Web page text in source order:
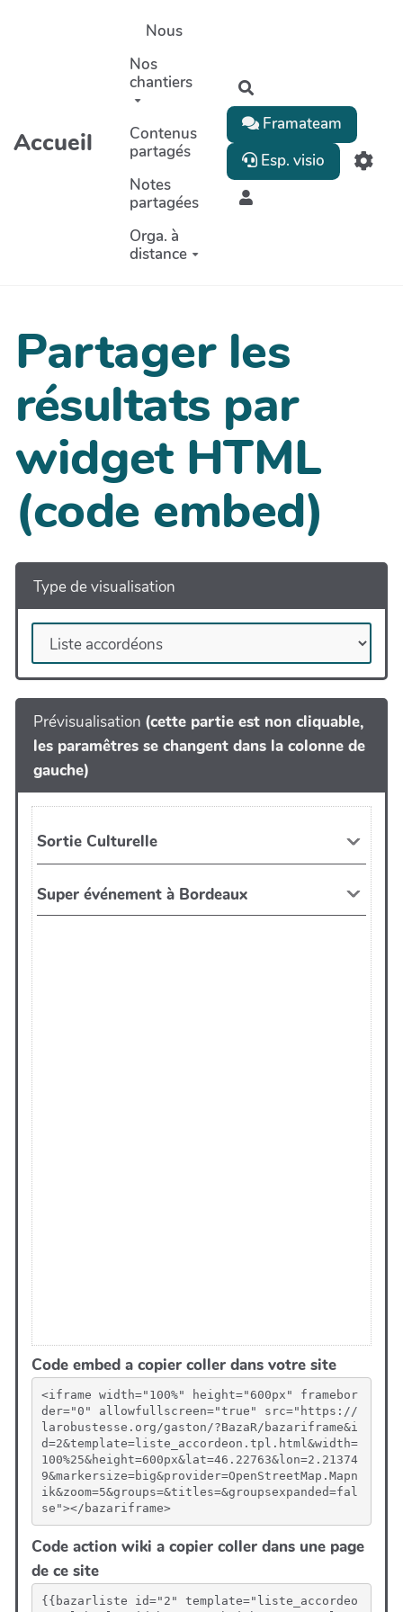
Aller au contenu principal
Accueil
Nous
Nos
chantiers
Contenus
partagés
Notes
partagées
Orga. à
distance
Framateam
Esp. visio
Partager les
résultats par
widget HTML
(code embed)
Type de visualisation
Prévisualisation (cette partie est non cliquable,
les paramêtres se changent dans la colonne de
gauche)
Code embed a copier coller dans votre site
<iframe width="100%" height="600px" framebor
der="0" allowfullscreen="true" src="https://
larobustesse.org/gaston/?BazaR/bazariframe&i
d=2&template=liste_accordeon.tpl.html&width=
100%25&height=600px&lat=46.22763&lon=2.21374
9&markersize=big&provider=OpenStreetMap.Mapn
ik&zoom=5&groups=&titles=&groupsexpanded=fal
se"></bazariframe>
Code action wiki a copier coller dans une page
de ce site
{{bazarliste id="2" template="liste_accordeo